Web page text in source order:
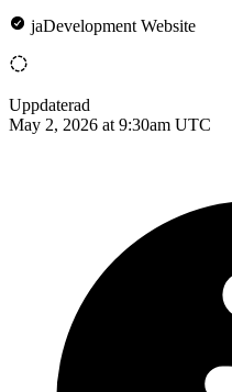
jaDevelopment Website
Uppdaterad
May 2, 2026 at 9:30am UTC